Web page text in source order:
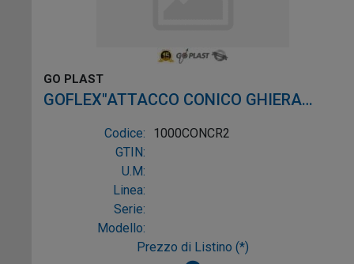
GO PLAST
GOFLEX"ATTACCO CONICO GHIERA
METALLO 1"1/2X32/40
Codice:
1000CONCR2
GTIN:
U.M:
Linea:
Serie:
Modello:
Prezzo di Listino (*)